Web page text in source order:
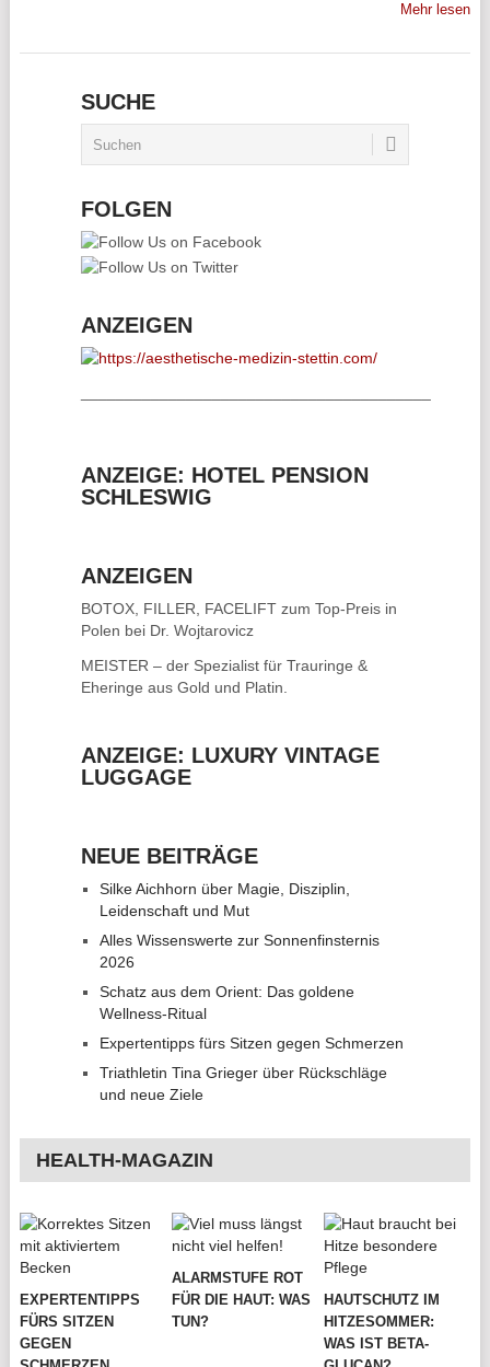
Mehr lesen
SUCHE
FOLGEN
ANZEIGEN
ANZEIGE: HOTEL PENSION
SCHLESWIG
ANZEIGEN
BOTOX, FILLER, FACELIFTzum Top-Preis in
Polen bei Dr. Wojtarovicz
MEISTER – der Spezialist für Trauringe &
Eheringe aus Gold und Platin.
ANZEIGE: LUXURY VINTAGE
LUGGAGE
NEUE BEITRÄGE
Silke Aichhorn über Magie, Disziplin,
Leidenschaft und Mut
Alles Wissenswerte zur Sonnenfinsternis
2026
Schatz aus dem Orient: Das goldene
Wellness-Ritual
Expertentipps fürs Sitzen gegen Schmerzen
Triathletin Tina Grieger über Rückschläge
und neue Ziele
HEALTH-MAGAZIN
EXPERTENTIPPS
FÜRS SITZEN
GEGEN
ALARMSTUFE ROT
FÜR DIE HAUT: WAS
TUN?
HAUTSCHUTZ IM
HITZESOMMER:
WAS IST BETA-